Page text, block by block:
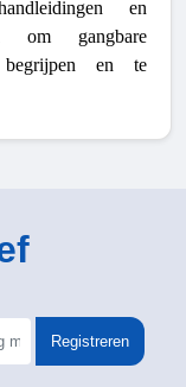
en
om gangbare
begrijpen en te
Registreren